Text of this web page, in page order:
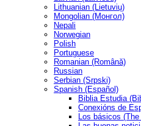
Lithuanian (Lietuvių)
Mongolian (Монгол)
Nepali
Norwegian
Polish
Portuguese
Romanian (Română)
Russian
Serbian (Srpski)
Spanish (Español)
Biblia Estudia
Conexións de
Los básicos